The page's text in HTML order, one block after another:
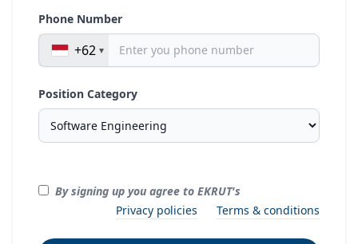
Phone Number
+62
Position Category
By signing up you agree to EKRUT's
Privacy policies
Terms & conditions